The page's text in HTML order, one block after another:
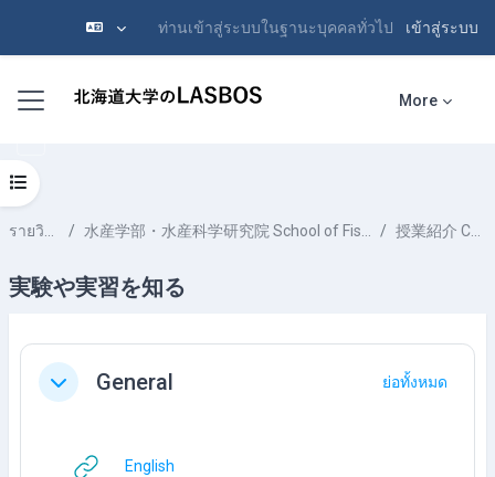
ท่านเข้าสู่ระบบในฐานะบุคคลทั่วไป เข้าสู่ระบบ
Side panel More
รายวิชาทั้งหมด 水産学部・水産科学研究院 School of Fisheries Sciences & Faculty of Fisheries Sciences 授業紹介 Course Introduction
実験や実習を知る
Open course index
Section outline
ย่อ General ย่อทั้งหมด
English